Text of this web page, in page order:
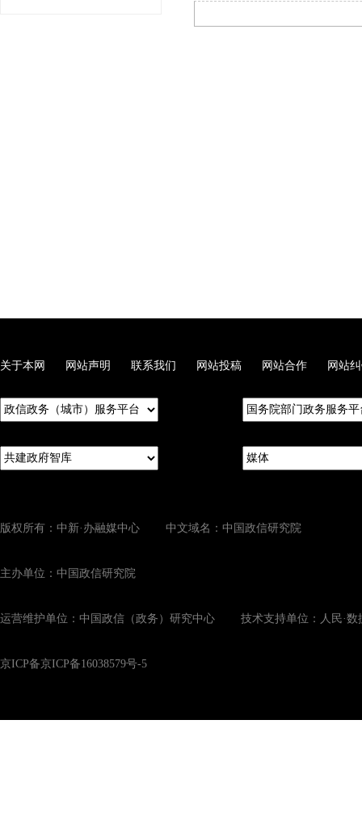
关于本网 网站声明 联系我们 网站投稿 网站合作 网站
版权所有：中新·办融媒中心 中文域名：中国政信研究院
主办单位：中国政信研究院
运营维护单位：中国政信（政务）研究中心 技术支持单位：人民·数
京ICP备京ICP备16038579号-5